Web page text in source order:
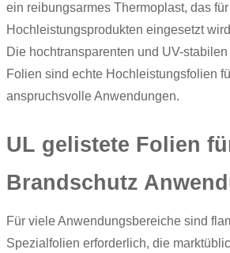
ein reibungsarmes Thermoplast, das
Hochleistungsprodukten eingesetzt
Die hochtransparenten und UV-stabilen
Folien sind echte Hochleistungsfolien
anspruchsvolle Anwendungen.
UL gelistete Folien
Brandschutz
Für viele Anwendungsbereiche sind
Spezialfolien erforderlich, die